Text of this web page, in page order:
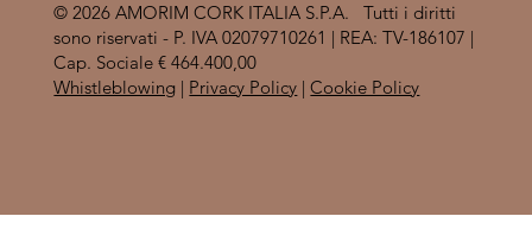
© 2026 AMORIM CORK ITALIA S.P.A. Tutti i diritti
sono riservati - P. IVA 02079710261 | REA: TV-186107 |
Cap. Sociale € 464.400,00
Whistleblowing | Privacy Policy |Cookie Policy